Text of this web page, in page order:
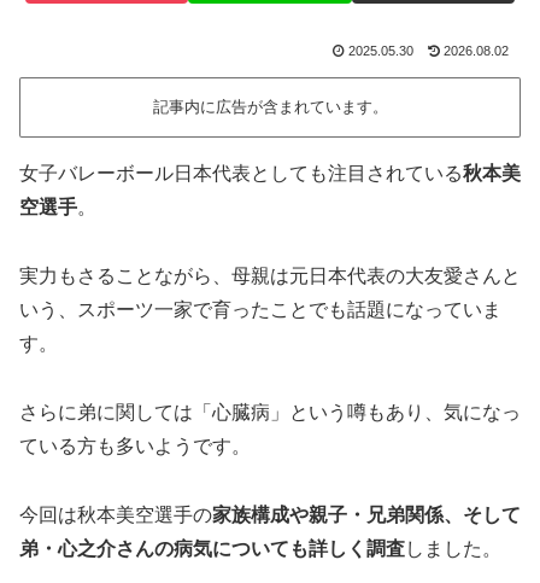
2025.05.30 2026.08.02
記事内に広告が含まれています。
女子バレーボール日本代表としても注目されている秋本美
空選手。
実力もさることながら、母親は元日本代表の大友愛さんと
いう、スポーツ一家で育ったことでも話題になっていま
す。
さらに弟に関しては「心臓病」という噂もあり、気になっ
ている方も多いようです。
今回は秋本美空選手の家族構成や親子・兄弟関係、そして
弟・心之介さんの病気についても詳しく調査しました。